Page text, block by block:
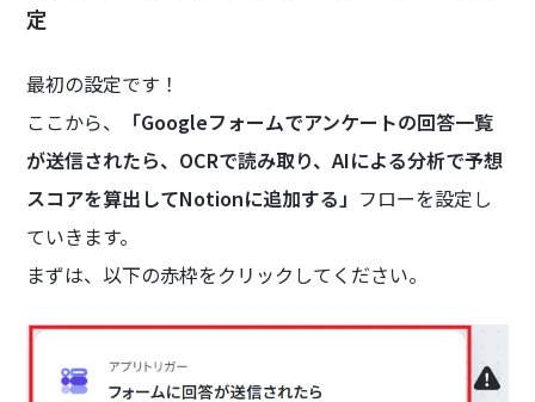
定
最初の設定です！
ここから、
「Googleフォームでアンケートの回答一覧
が送信されたら、OCRで読み取り、AIによる分析で予想
スコアを算出してNotionに追加する」 フローを設定し
ていきます。
まずは、以下の赤枠をクリックしてください。